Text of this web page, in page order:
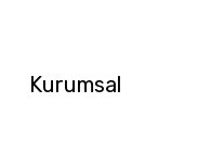
Kurumsal